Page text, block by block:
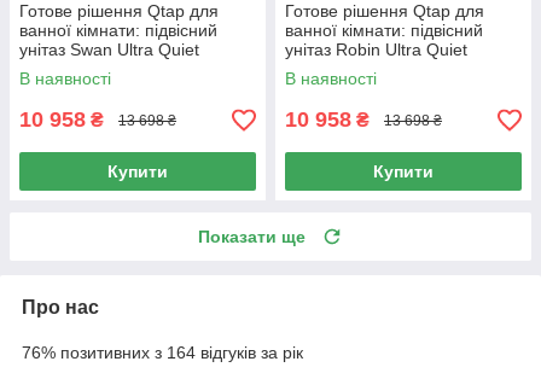
Готове рішення Qtap для
ванної кімнати: підвісний
унітаз Swan Ultra Quiet
485x360x320 + комплект
інсталяції Nest 4 в 1 (лінійна
В наявності
10 958 ₴ 13 698 ₴
Купити
Готове рішення Qtap для
ванної кімнати: підвісний
унітаз Robin Ultra Quiet
520x365x365 + комплект
інсталяції Nest 4 в 1 (лінійна
В наявності
10 958 ₴ 13 698 ₴
Купити
Показати ще
Про нас
76% позитивних з 164 відгуків за рік